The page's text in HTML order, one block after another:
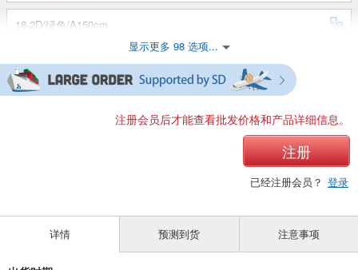
18-2D/绿色/A150cm
批发价: 仅限会员 1点/组
1点/组 售罄
(542-121)
1点/组 售罄
显示更多 98 选项...
注册会员后才能查看批发价格和产品详细信息。
注册
已经注册会员？ 登录
详情 预测到货 注意事项